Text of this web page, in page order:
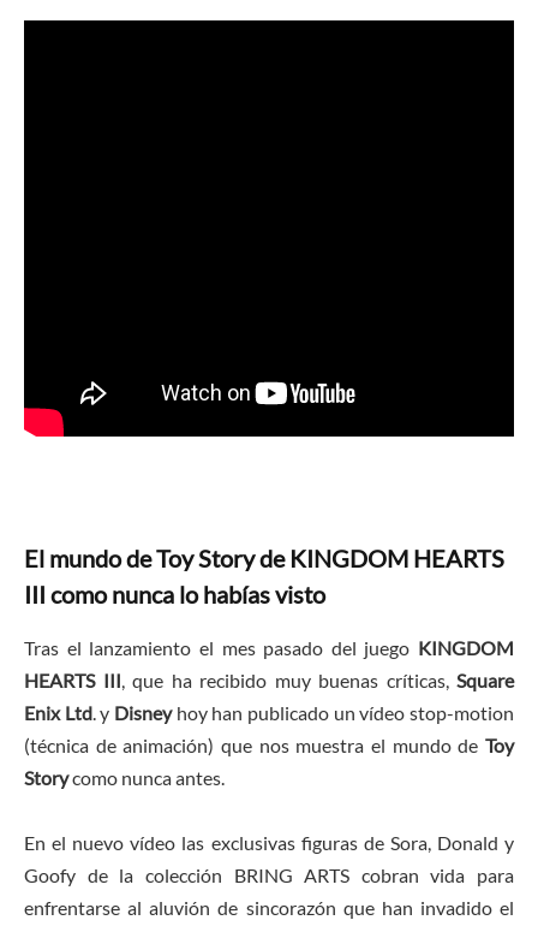
El mundo de Toy Story de KINGDOM HEARTS
III como nunca lo habías visto
Tras el lanzamiento el mes pasado del juego KINGDOM
HEARTS III , que ha recibido muy buenas críticas, Square
Enix Ltd. y Disney hoy han publicado un vídeo stop-motion
(técnica de animación) que nos muestra el mundo de Toy
Storycomo nunca antes.
En el nuevo vídeo las exclusivas figuras de Sora, Donald y
Goofy de la colección BRING ARTS cobran vida para
enfrentarse al aluvión de sincorazón que han invadido el